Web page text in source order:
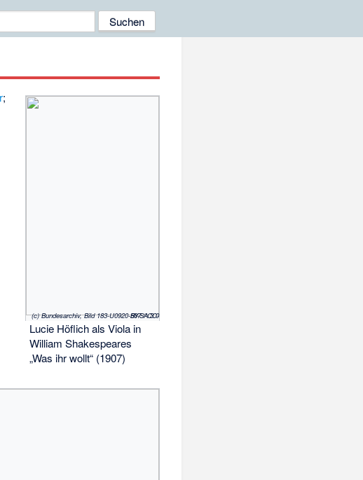
(c) Bundesarchiv, Bild 183-U0920-507 / CC-BY-SA 3.0
Lucie Höflich als Viola in
William Shakespeares
„Was ihr wollt“ (1907)
;